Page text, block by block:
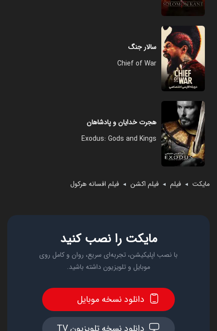
مایکت ◄ فیلم ◄ فیلم اکشن ◄ فیلم افسانه هرکول
سالار جنگ
Chief of War
هجرت خدایان و پادشاهان
Exodus: Gods and Kings
مایکت را نصب کنید
با نصب اپلیکیشن، تجربه‌ای سریع، روان و کامل روی
موبایل و تلویزیون داشته باشید.
دانلود نسخه موبایل